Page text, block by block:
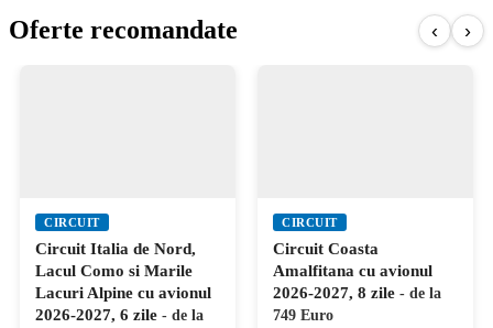
Oferte recomandate ‹ ›
CIRCUIT
Circuit Italia de Nord,
Lacul Como si Marile
Lacuri Alpine cu avionul
2026-2027, 6 zile - de la
CIRCUIT
Circuit Coasta
Amalfitana cu avionul
2026-2027, 8 zile - de la
749 Euro